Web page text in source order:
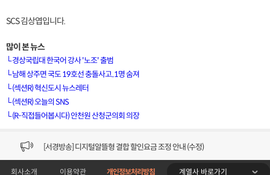
SCS 김상엽입니다.
많이 본 뉴스
└경상국립대 한국어 강사 '노조' 출범
└남해 상주면 국도 19호선 충돌사고..1명 숨져
└(섹션R) 혁신도시 뉴스레터
└(섹션R) 오늘의 SNS
└(R-직접들어봅시다) 안천원 산청군의회 의장
[서경방송] 일부 채널편성 변경 안내의 건 (7/22)
[서경방송] 디지털알뜰형 결합 할인요금 조정 안내 (수정)
회사소개 이용약관 개인정보처리방침 계열사 바로가기